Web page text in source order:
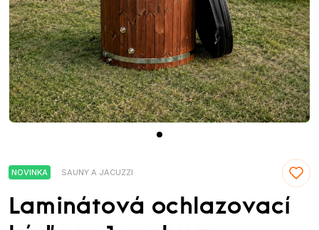
NOVINKA SAUNY A JACUZZI
Laminátová ochlazovací